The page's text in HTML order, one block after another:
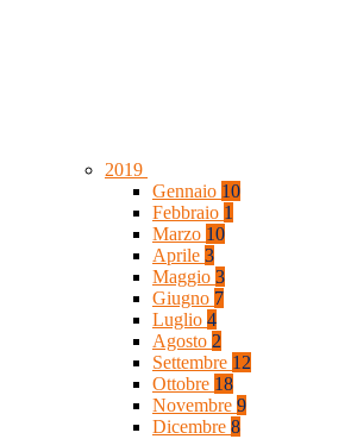
2019
Gennaio 10
Febbraio 1
Marzo 10
Aprile 3
Maggio 3
Giugno 7
Luglio 4
Agosto 2
Settembre 12
Ottobre 18
Novembre 9
Dicembre 8